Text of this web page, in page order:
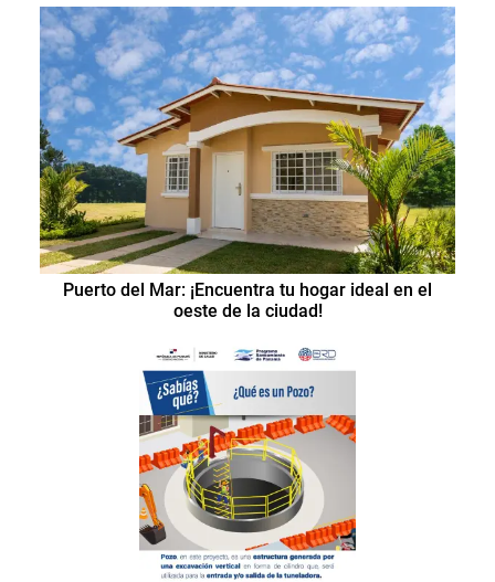
Puerto del Mar: ¡Encuentra tu hogar ideal en el
oeste de la ciudad!